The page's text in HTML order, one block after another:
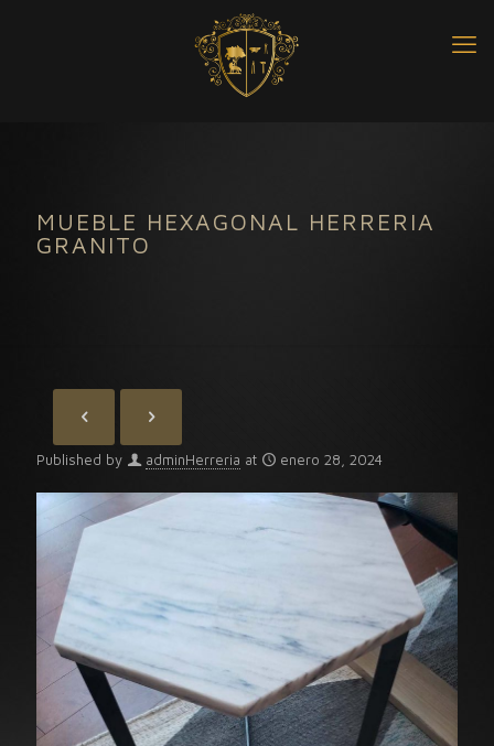
MUEBLE HEXAGONAL HERRERIA
GRANITO
Published by adminHerreria at enero 28, 2024